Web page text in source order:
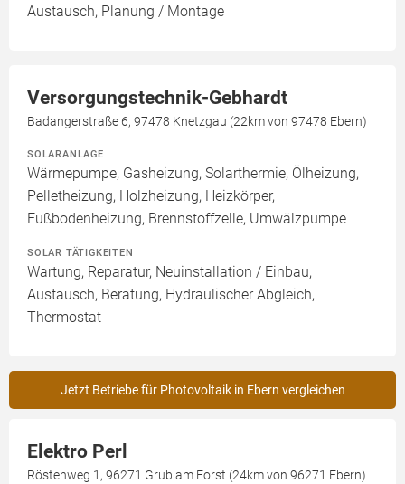
Austausch, Planung / Montage
Versorgungstechnik-Gebhardt
Badangerstraße 6, 97478 Knetzgau (22km von 97478 Ebern)
SOLARANLAGE
Wärmepumpe, Gasheizung, Solarthermie, Ölheizung,
Pelletheizung, Holzheizung, Heizkörper,
Fußbodenheizung, Brennstoffzelle, Umwälzpumpe
SOLAR TÄTIGKEITEN
Wartung, Reparatur, Neuinstallation / Einbau,
Austausch, Beratung, Hydraulischer Abgleich,
Thermostat
Jetzt Betriebe für Photovoltaik in Ebern vergleichen
Elektro Perl
Röstenweg 1, 96271 Grub am Forst (24km von 96271 Ebern)